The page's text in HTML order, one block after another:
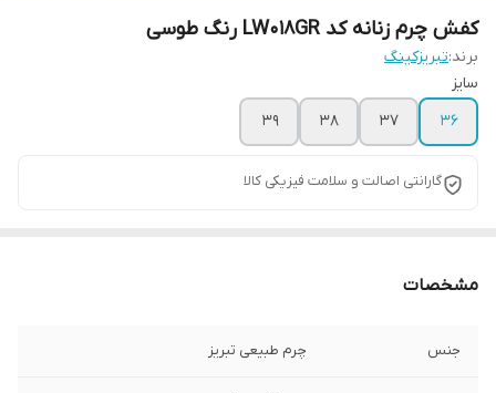
کفش چرم زنانه کد LW018GR رنگ طوسی
برند:تبریزکینگ
سایز
36
37
38
39
گارانتی اصالت و سلامت فیزیکی کالا
مشخصات
جنس چرم طبیعی تبریز